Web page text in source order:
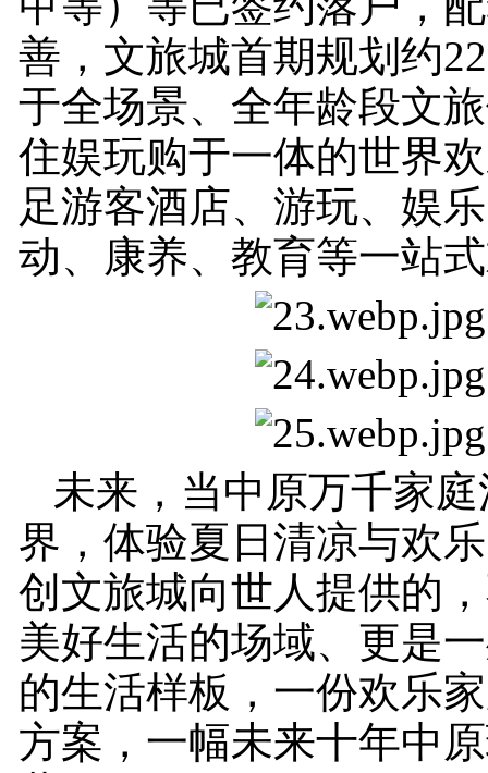
善，文旅城首期规划约
于全场景、全年龄段文
住娱玩购于一体的世界
足游客酒店、游玩、娱
动、康养、教育等一站
未来，当中原万千家
界，体验夏日清凉与欢
创文旅城向世人提供的
美好生活的场域、更是
的生活样板，一份欢乐
方案，一幅未来十年中